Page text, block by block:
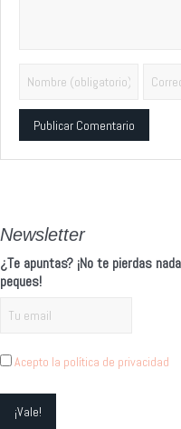
Newsletter
¿Te apuntas? ¡No te pierdas
peques!
Acepto la política de privacidad